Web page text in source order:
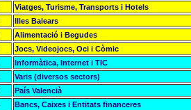
Viatges, Turisme, Transports i Hotels
Illes Balears
Alimentació i Begudes
Jocs, Videojocs, Oci i Còmic
Informàtica, Internet i TIC
Varis (diversos sectors)
País Valencià
Bancs, Caixes i Entitats financeres